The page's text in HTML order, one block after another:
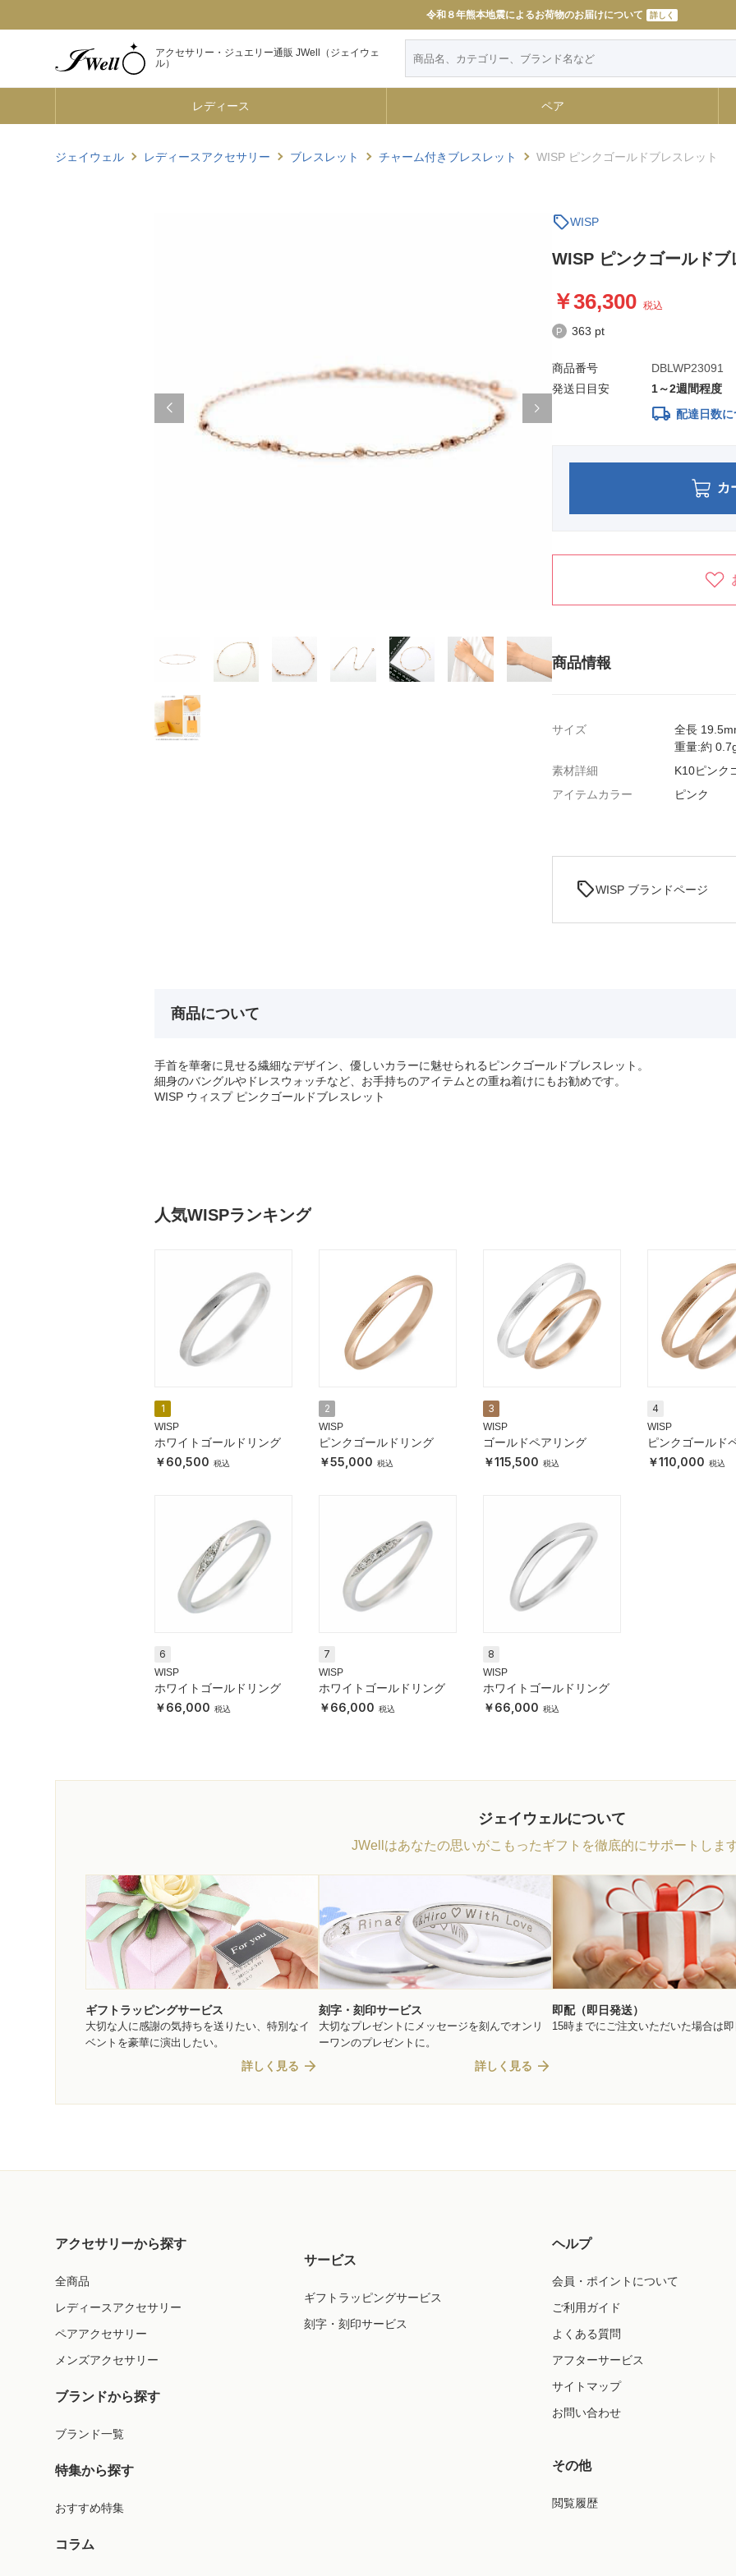
令和８年熊本地震によるお荷物のお届けについて 詳しく
アクセサリー・ジュエリー通販 JWell（ジェイウェ
ル）
レディース ペア
ジェイウェル レディースアクセサリー ブレスレット チャーム付きブレスレット WISP ピンクゴールドブレスレット
sellWISP
WISP ピンクゴールドブ
36,300 税込
363 pt
商品番号
DBLWP23091
発送日目安
1～2週間程度
local_shipping 配達日数に
カ
商品情報
サイズ
全長
重量:約
素材詳細
K10ピンク
アイテムカラー
ピンク
sellWISP ブランドページ
商品について
手首を華奢に見せる繊細なデザイン、優しいカラーに魅せられるピンクゴールドブレスレット。
細身のバングルやドレスウォッチなど、お手持ちのアイテムとの重ね着けにもお勧めです。
WISP ウィスプ ピンクゴールドブレスレット
人気WISPランキング
1
WISP
ホワイトゴールドリング
60,500
2
WISP
ピンクゴールドリング
55,000
3
WISP
ゴールドペアリング
115,500
4
WISP
ピンクゴールド
グ110,000
6
WISP
ホワイトゴールドリング
66,000
7
WISP
ホワイトゴールドリング
66,000
8
WISP
ホワイトゴールドリング
66,000
ジェイウェルについて
JWellはあなたの思いがこもったギフトを徹底的にサポートします
ギフトラッピングサービス
大切な人に感謝の気持ちを送りたい、特別なイ
ベントを豪華に演出したい。
詳しく見る arrow_forward
刻字・刻印サービス
大切なプレゼントにメッセージを刻んでオンリ
ーワンのプレゼントに。
詳しく見る arrow_forward
即配（即日発送）
15時までにご注文いただいた場合は即
アクセサリーから探す
全商品
レディースアクセサリー
ペアアクセサリー
メンズアクセサリー
ブランドから探す
ブランド一覧
特集から探す
おすすめ特集
コラム
サービス
ギフトラッピングサービス
刻字・刻印サービス
ヘルプ
会員・ポイントについて
ご利用ガイド
よくある質問
アフターサービス
サイトマップ
お問い合わせ
その他
閲覧履歴